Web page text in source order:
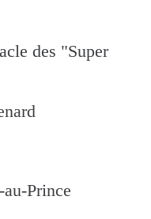
des "Super
Prince